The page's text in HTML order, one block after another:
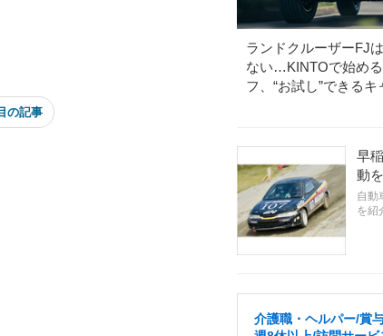
の記事
ランドクルーザーFJ
ない…KINTOで始め
フ、“お試し”できる
早
動
自動
を紹
介護職・ヘルパー/賞